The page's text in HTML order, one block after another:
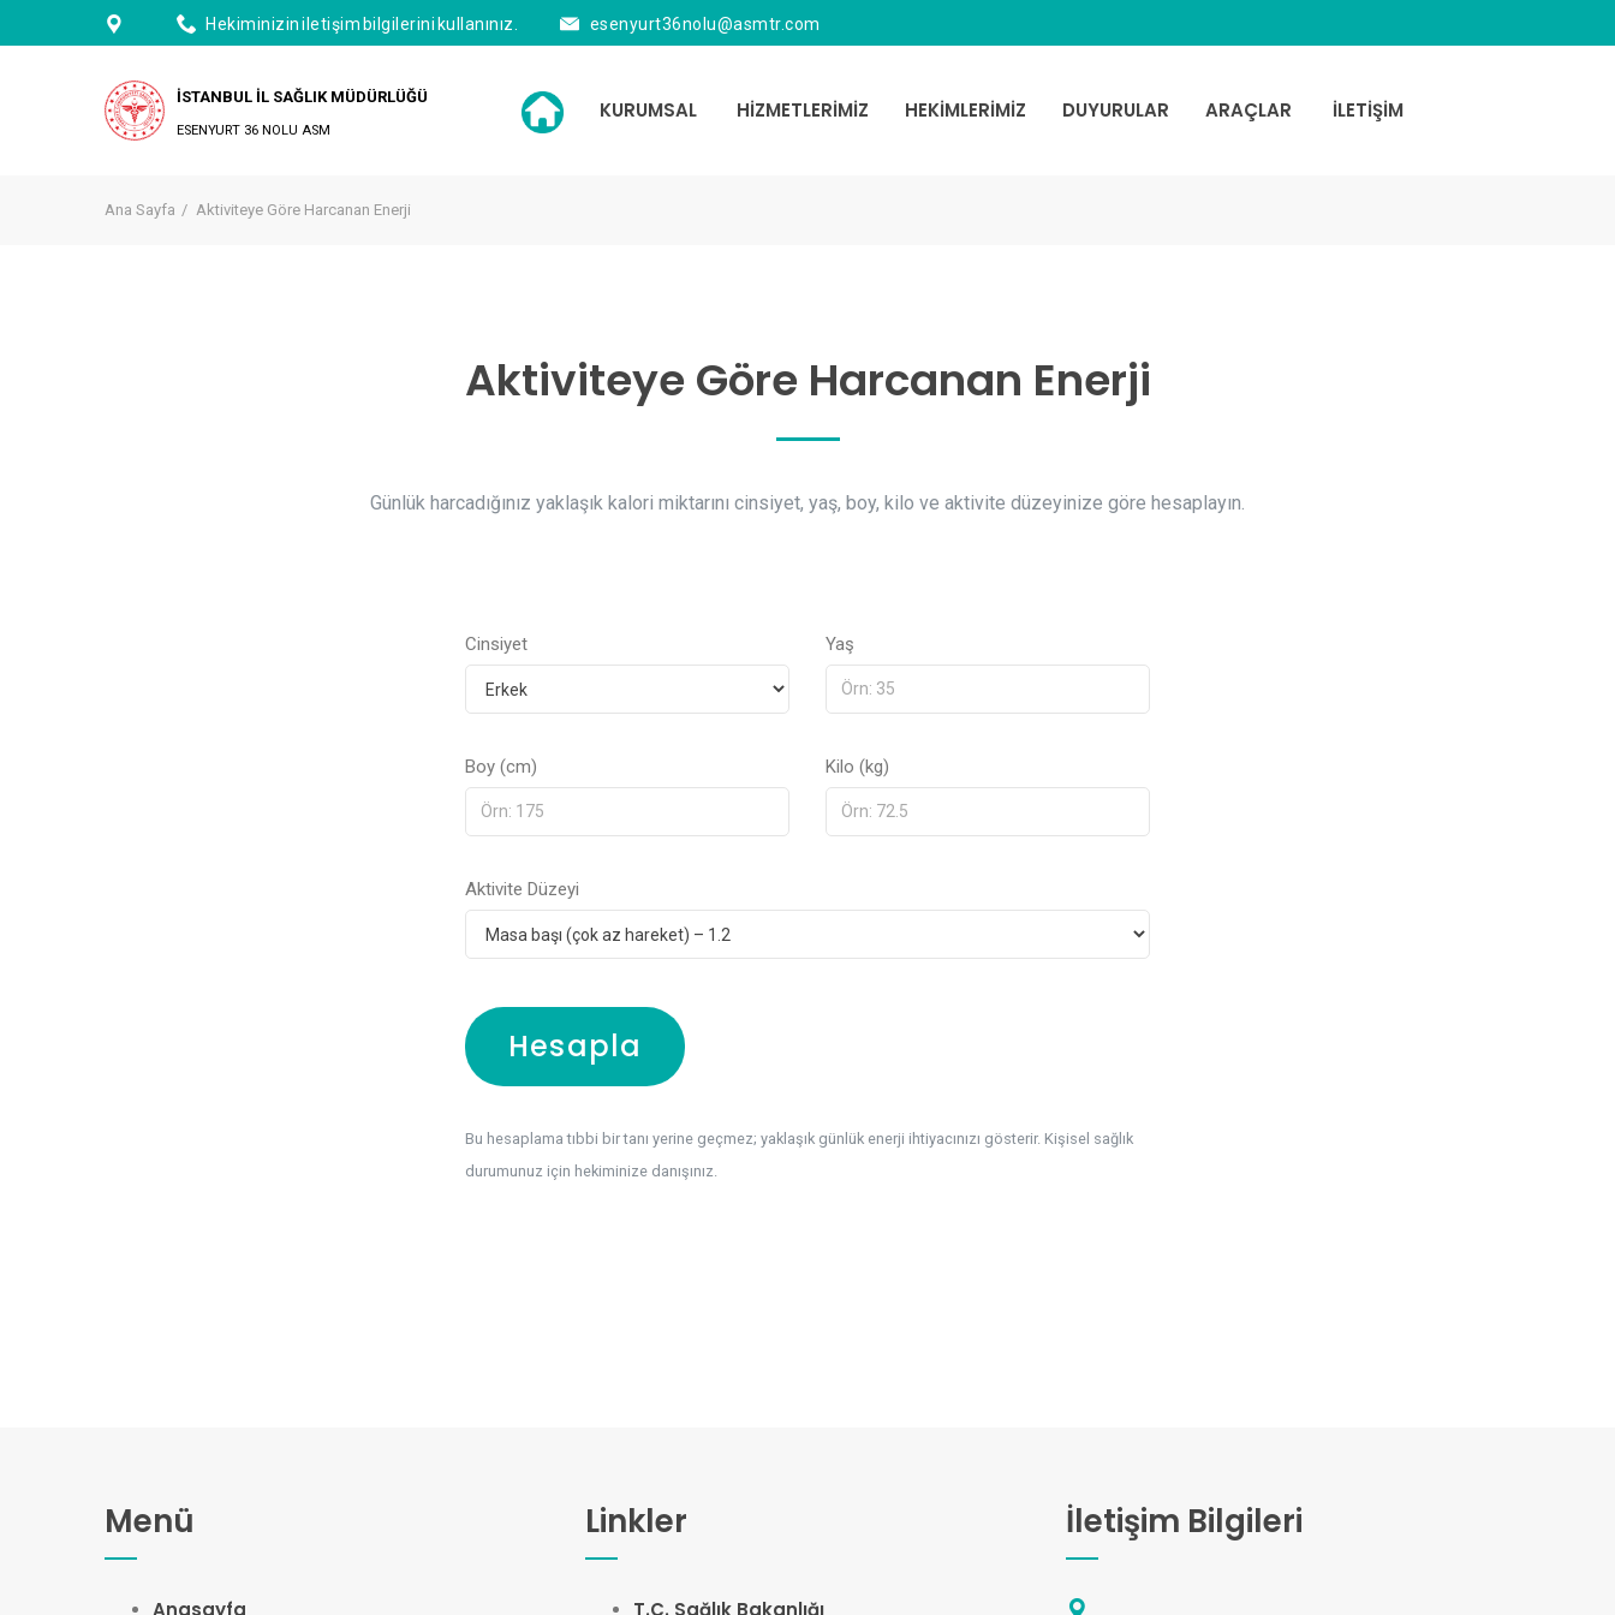
Hekiminizin iletişim bilgilerini kullanınız. esenyurt36nolu@asmtr.com
İSTANBUL İL SAĞLIK MÜDÜRLÜĞÜ
ESENYURT 36 NOLU ASM
KURUMSAL HİZMETLERİMİZ HEKİMLERİMİZ DUYURULAR ARAÇLAR İLETİŞİM
Ana Sayfa Aktiviteye Göre Harcanan Enerji
Aktiviteye Göre Harcanan Enerji
Günlük harcadığınız yaklaşık kalori miktarını cinsiyet, yaş, boy, kilo ve aktivite düzeyinize göre hesaplayın.
Cinsiyet Yaş
Boy (cm) Kilo (kg)
Aktivite Düzeyi
Hesapla
Bu hesaplama tıbbi bir tanı yerine geçmez; yaklaşık günlük enerji ihtiyacınızı gösterir. Kişisel sağlık
durumunuz için hekiminize danışınız.
Menü
Anasayfa
Linkler
T.C. Sağlık Bakanlığı
İletişim Bilgileri